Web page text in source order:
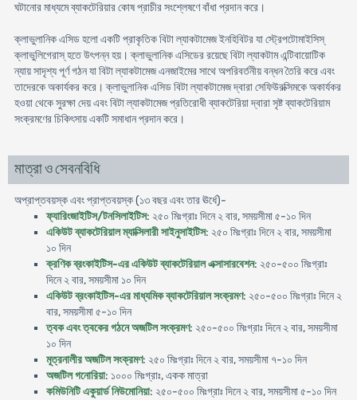
ঘটানোর মাধ্যমে ব্যাকটেরিয়ার কোষ প্রাচীর সংশ্লেষণে বাঁধা প্রদান করে।
ক্লাভুলানিক এসিড হলো একটি প্রাকৃতিক বিটা ল্যাকটামেজ ইনহিবিটর যা স্ট্রেপটোমাইসিস্
ক্লাভুলিগেরাস্ হতে উৎপন্ন হয়। ক্লাভুলানিক এসিডের রয়েছে বিটা ল্যাকটাম এন্টিবায়োটিক
ন্যায় সাদৃশ্য পূর্ণ গঠন যা বিটা ল্যাকটামেজ এনজাইমের সাথে অপরিবর্তনীয় বন্ধন তৈরি করে এবং
তাদেরকে অকার্যকর করে। ক্লাভুলানিক এসিড বিটা ল্যাকটামেজ দ্বারা সেফিউরক্সিমকে অকার্যকর
হওয়া থেকে সুরক্ষা দেয় এবং বিটা ল্যাকটামেজ প্রতিরোধী ব্যাকটেরিয়া দ্বারা সৃষ্ট ব্যাকটেরিয়াম
সংক্রমণের চিকিৎসায় একটি সমাধান প্রদান করে।
মাত্রা ও সেবনবিধি
অপ্রাপ্তবয়স্ক এবং প্রাপ্তবয়স্ক (১৩ বছর এবং তার ঊর্ধে)-
ফ্যারিংজাইটিস/টনসিলাইটিস: ২৫০ মিঃগ্রাঃ দিনে ২ বার, সময়সীমা ৫-১০ দিন
একিউট ব্যাকটেরিয়াল ম্যাক্সিলারী সাইনুসাইটিস: ২৫০ মিঃগ্রাঃ দিনে ২ বার, সময়সীমা
১০ দিন
ক্রণিক ব্রংকাইটিস-এর একিউট ব্যাকটেরিয়াল এক্সাসারবেশন: ২৫০-৫০০ মিঃগ্রাঃ
দিনে ২ বার, সময়সীমা ১০ দিন
একিউট ব্রংকাইটিস-এর মাধ্যমিক ব্যাকটেরিয়াল সংক্রমণ: ২৫০-৫০০ মিঃগ্রাঃ দিনে ২
বার, সময়সীমা ৫-১০ দিন
ত্বক এবং ত্বকের গঠনে অজটিল সংক্রমণ: ২৫০-৫০০ মিঃগ্রাঃ দিনে ২ বার, সময়সীমা
১০ দিন
মূত্রনালীর অজটিল সংক্রমণ: ২৫০ মিঃগ্রাঃ দিনে ২ বার, সময়সীমা ৭-১০ দিন
অজটিল গনোরিয়া: ১০০০ মিঃগ্রাঃ, একক মাত্রা
কমিউনিটি একুয়ার্ড নিউমোনিয়া: ২৫০-৫০০ মিঃগ্রাঃ দিনে ২ বার, সময়সীমা ৫-১০ দিন